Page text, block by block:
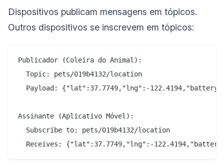
Dispositivos publicam mensagens em tópicos.
Outros dispositivos se inscrevem em tópicos:
Publicador (Coleira do Animal):
  Topic: pets/019b4132/location
Payload: {"lat":37.7749,"lng":-
Assinante (Aplicativo Móvel):
  Subscribe to: pets/019b4132/location